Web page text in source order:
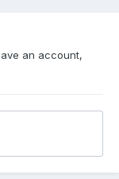
an account,